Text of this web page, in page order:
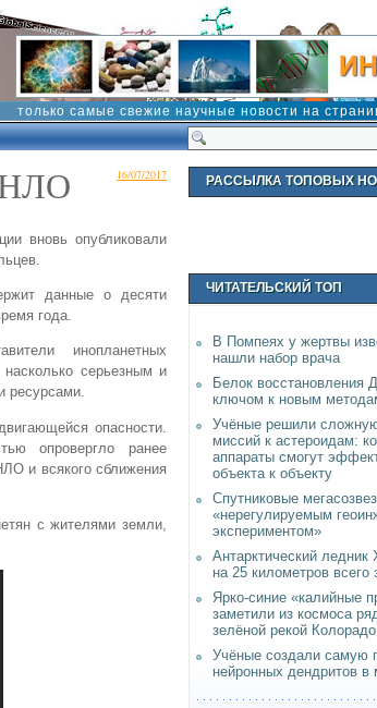
только самые свежие научные новости на
16/07/2017
НЛО
вновь опубликовали
данные о десяти
года.
инопланетных
серьезным и
ресурсами.
опасности.
опровергло ранее
и всякого сближения
с жителями земли,
РАССЫЛКА ТОПОВЫХ
ЧИТАТЕЛЬСКИЙ ТОП
В Помпеях у жертвы
нашли набор врача
Белок восстановления
ключом к новым
Учёные решили
миссий к астероидам:
аппараты смогут
объекта к объекту
Спутниковые
«нерегулируемым
экспериментом»
Антарктический ледник
на 25 километров всего
Ярко-синие «калийные
заметили из космоса
зелёной рекой Колорадо
Учёные создали самую
нейронных дендритов